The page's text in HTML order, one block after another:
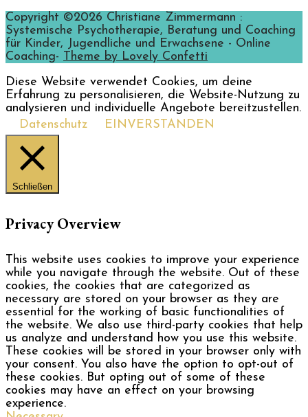
Copyright ©2026 Christiane Zimmermann :
Systemische Psychotherapie, Beratung und Coaching
für Kinder, Jugendliche und Erwachsene - Online
Coaching- Theme by Lovely Confetti
Diese Website verwendet Cookies, um deine
Erfahrung zu personalisieren, die Website-Nutzung zu
analysieren und individuelle Angebote bereitzustellen.
Datenschutz
EINVERSTANDEN
Schließen
Privacy Overview
This website uses cookies to improve your experience
while you navigate through the website. Out of these
cookies, the cookies that are categorized as
necessary are stored on your browser as they are
essential for the working of basic functionalities of
the website. We also use third-party cookies that help
us analyze and understand how you use this website.
These cookies will be stored in your browser only with
your consent. You also have the option to opt-out of
these cookies. But opting out of some of these
cookies may have an effect on your browsing
experience.